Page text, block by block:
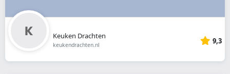
Keuken Drachten
keukendrachten.nl 9,3